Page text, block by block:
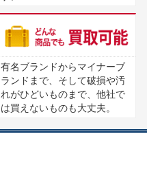
有名ブランドからマイナーブ
ランドまで、そして破損や汚
れがひどいものまで、他社で
は買えないものも大丈夫。